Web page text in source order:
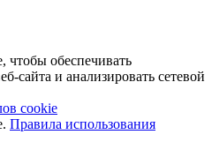
обеспечивать
сайта и анализировать сетевой
cookie
Правила использования